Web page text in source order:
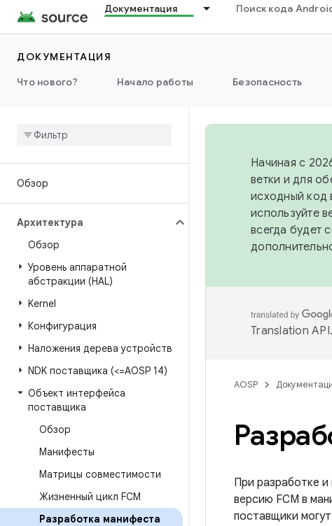
Документация Поиск кода
ДОКУМЕНТАЦИЯ
Что нового?
Начало работы Безопасность
Обзор
Архитектура
Обзор
Уровень аппаратной
абстракции (HAL)
Kernel
Конфигурация
Наложения дерева устройств
NDK поставщика (<=AOSP 14)
Объект интерфейса
поставщика
Обзор
Манифесты
Матрицы совместимости
Жизненный цикл FCM
Разработка манифеста
Начиная с
ветки и для
исходный код
используйте
всегда будет
Translation API.
AOSP
При разработке и
версию FCM в
поставщики